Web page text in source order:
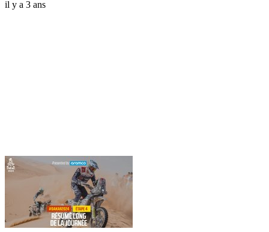
il y a 3 ans